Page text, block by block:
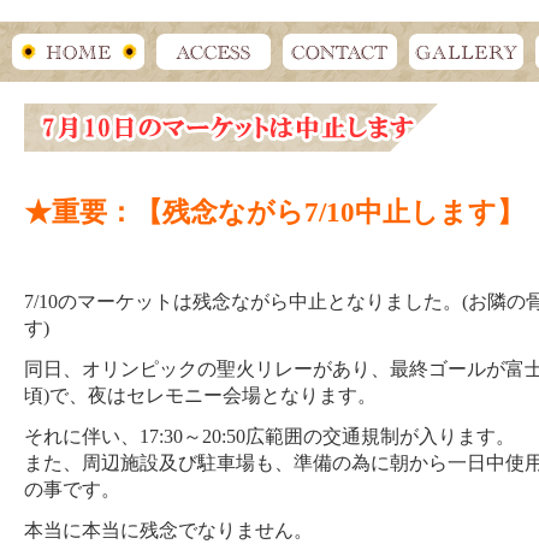
★重要：【残念ながら7/10中止します】
7/10のマーケットは残念ながら中止となりました。(お隣の
す)
同日、オリンピックの聖火リレーがあり、最終ゴールが富
頃)で、夜はセレモニー会場となります。
それに伴い、17:30～20:50広範囲の交通規制が入ります。
また、周辺施設及び駐車場も、準備の為に朝から一日中使
の事です。
本当に本当に残念でなりません。